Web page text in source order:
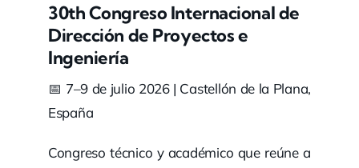
30th Congreso Internacional de
Dirección de Proyectos e
Ingeniería
📅 7–9 de julio 2026 | Castellón de la Plana,
España
Congreso técnico y académico que reúne a